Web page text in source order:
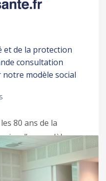
et de la protection
consultation
modèle social
80 ans de la
d’un modèle
d’allonger
de la santé un droit